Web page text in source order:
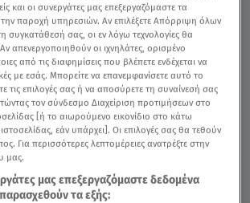
2026
ΚΑΚΟΚΑΙΡΙΑ ΚΑΙΡΟΣ
ΠΛΗΜΜΥΡΕΣ
και οι συνεργάτες μας επεξεργαζόμαστε τα
παροχή υπηρεσιών. Αν επιλέξετε Απόρριψη όλων
συγκατάθεσή σας, οι εν λόγω τεχνολογίες θα
απενεργοποιηθούν οι ιχνηλάτες, ορισμένο
από τις διαφημίσεις που βλέπετε ενδέχεται να
με εσάς. Μπορείτε να επανεμφανίσετε αυτό το
τις επιλογές σας ή να αποσύρετε τη συναίνεσή σας
τον σύνδεσμο Διαχείριση προτιμήσεων στο
[ή το αιωρούμενο εικονίδιο στο κάτω
εάν υπάρχει]. Οι επιλογές σας θα τεθούν
Για περισσότερες λεπτομέρειες ανατρέξτε στην
μας.
μας επεξεργαζόμαστε δεδομένα
τα εξής: